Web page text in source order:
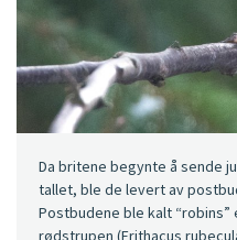
Da britene begynte å sende
tallet, ble de levert av
Postbudene ble kalt “robins”